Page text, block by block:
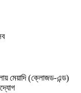
মেয়াদি (ক্লোজড-এন্ড)